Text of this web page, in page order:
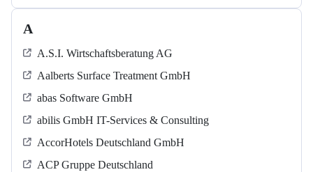
A
A.S.I. Wirtschaftsberatung AG
Aalberts Surface Treatment GmbH
abas Software GmbH
abilis GmbH IT-Services & Consulting
AccorHotels Deutschland GmbH
ACP Gruppe Deutschland